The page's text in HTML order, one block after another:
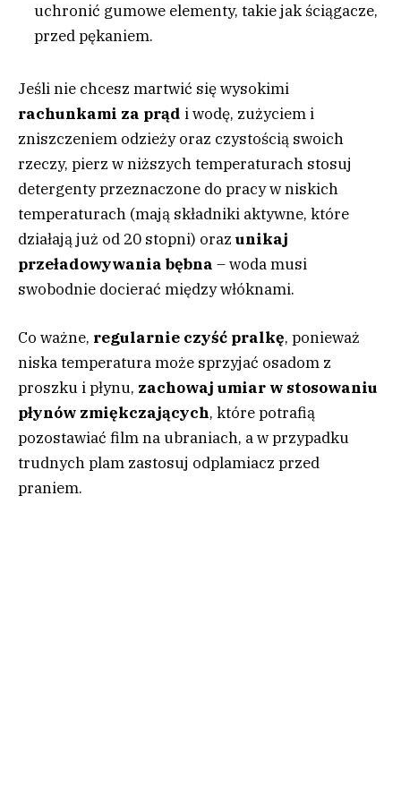
uchronić gumowe elementy, takie jak ściągacze,
przed pękaniem.
Jeśli nie chcesz martwić się wysokimi
rachunkami za prąd i wodę, zużyciem i
zniszczeniem odzieży oraz czystością swoich
rzeczy, pierz w niższych temperaturach stosuj
detergenty przeznaczone do pracy w niskich
temperaturach (mają składniki aktywne, które
działają już od 20 stopni) oraz unikaj
przeładowywania bębna – woda musi
swobodnie docierać między włóknami.
Co ważne, regularnie czyść pralkę, ponieważ
niska temperatura może sprzyjać osadom z
proszku i płynu, zachowaj umiar w stosowaniu
płynów zmiękczających, które potrafią
pozostawiać film na ubraniach, a w przypadku
trudnych plam zastosuj odplamiacz przed
praniem.